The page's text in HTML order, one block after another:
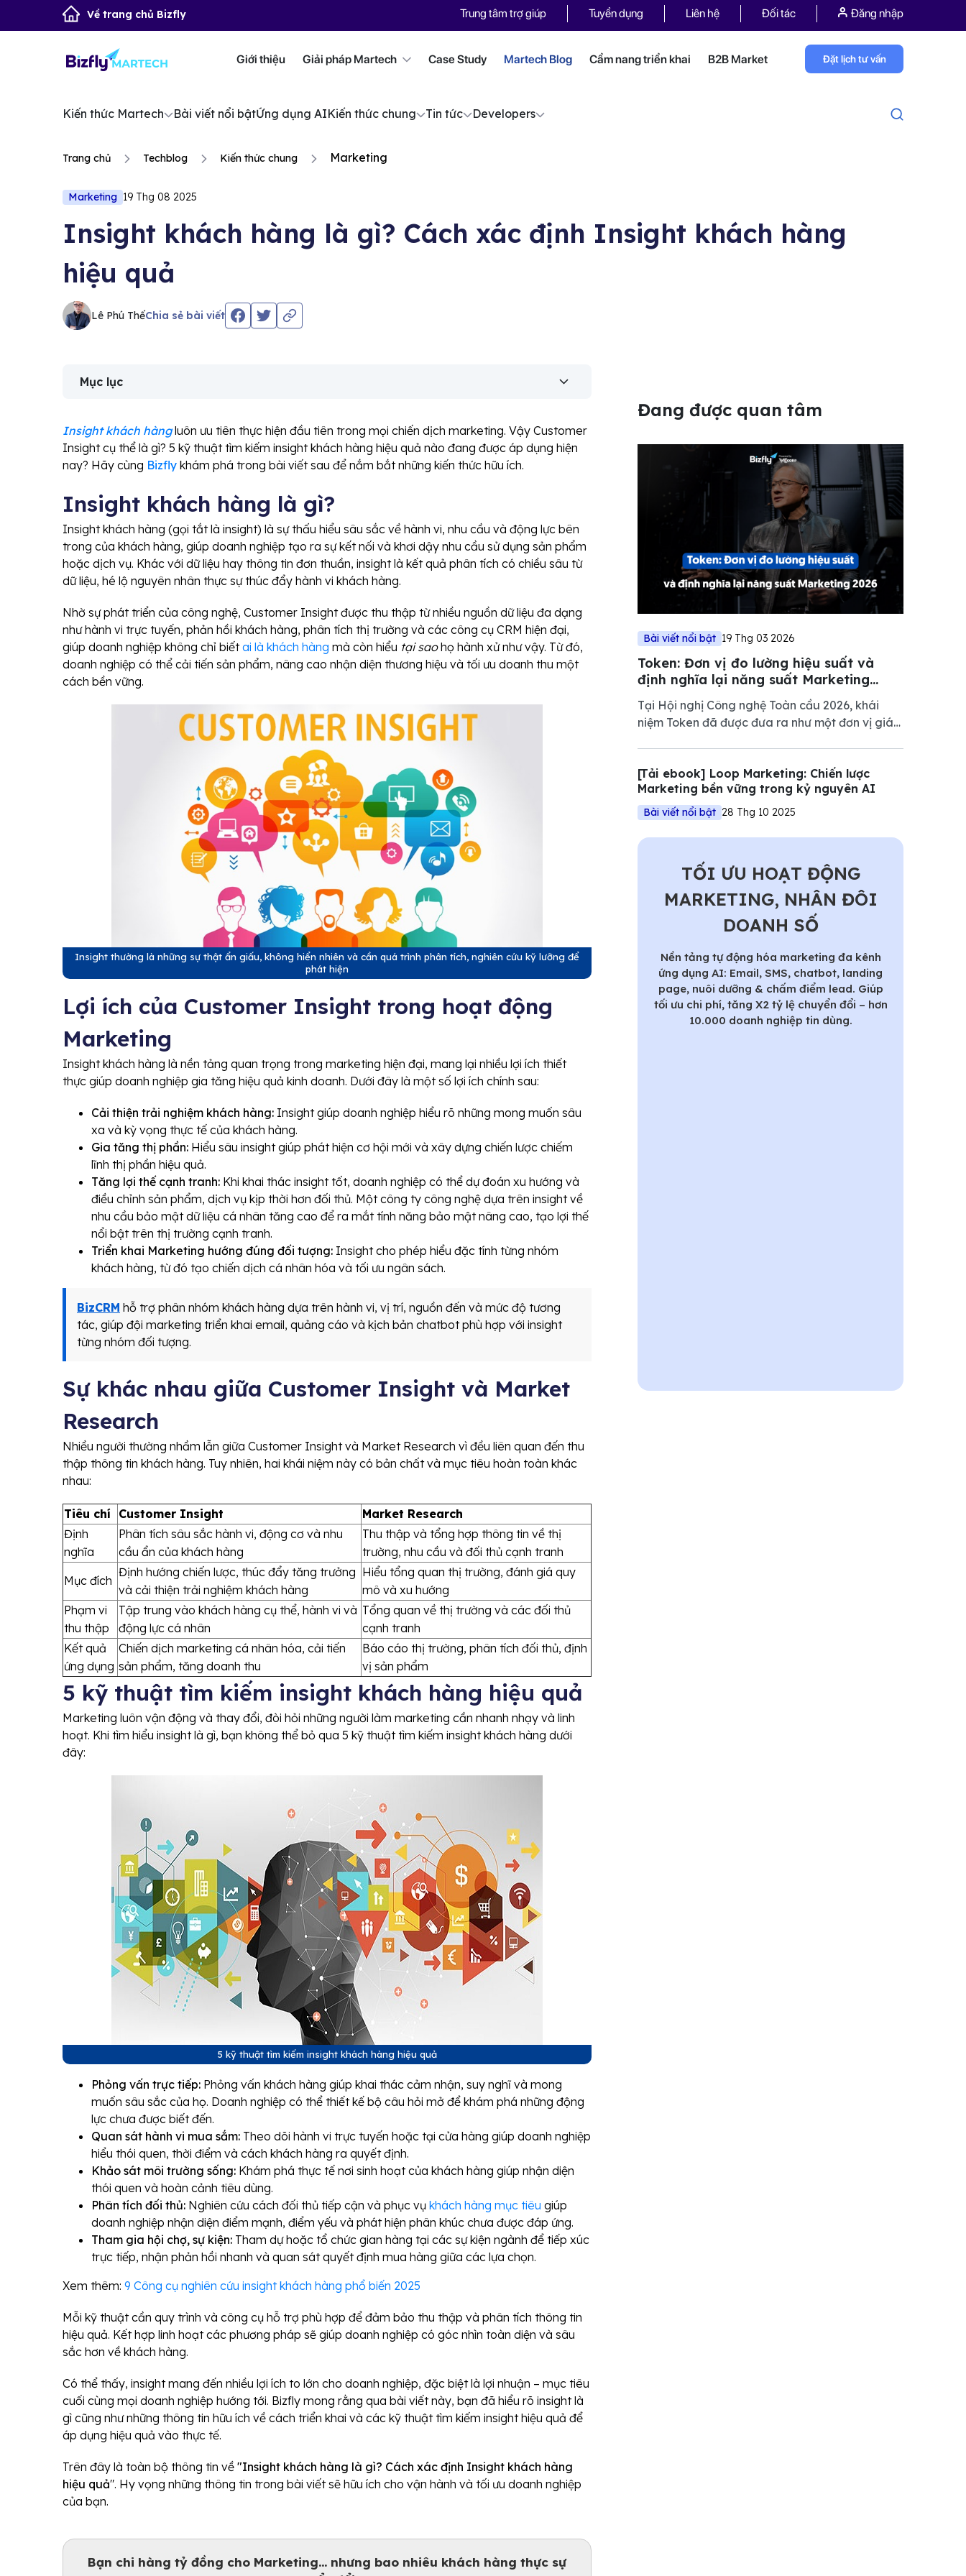
Về trang chủ Bizfly Trung tâm trợ giúp Tuyển dụng Liên hệ Đối tác Đăng nhập
Giới thiệu Giải pháp Martech Case Study Martech Blog Cẩm nang triển khai B2B Market Đặt lịch tư vấn
Kiến thức Martech Bài viết nổi bậtỨng dụng AIKiến thức chung Tin tức Developers
Trang chủ Techblog Kiến thức chung Marketing
Marketing 19 Thg 08 2025
Insight khách hàng là gì? Cách xác định Insight khách hàng
hiệu quả
Lê Phú ThếChia sẻ bài viết
Mục lục
Insight khách hàngluôn ưu tiên thực hiện đầu tiên trong mọi chiến dịch marketing. Vậy Customer
Insight cụ thể là gì? 5 kỹ thuật tìm kiếm insight khách hàng hiệu quả nào đang được áp dụng hiện
nay? Hãy cùng Bizfly khám phá trong bài viết sau để nắm bắt những kiến thức hữu ích.
Insight khách hàng là gì?
Insight khách hàng (gọi tắt là insight) là sự thấu hiểu sâu sắc về hành vi, nhu cầu và động lực bên
trong của khách hàng, giúp doanh nghiệp tạo ra sự kết nối và khơi dậy nhu cầu sử dụng sản phẩm
hoặc dịch vụ. Khác với dữ liệu hay thông tin đơn thuần, insight là kết quả phân tích có chiều sâu từ
dữ liệu, hé lộ nguyên nhân thực sự thúc đẩy hành vi khách hàng.
Nhờ sự phát triển của công nghệ, Customer Insight được thu thập từ nhiều nguồn dữ liệu đa dạng
như hành vi trực tuyến, phản hồi khách hàng, phân tích thị trường và các công cụ CRM hiện đại,
giúp doanh nghiệp không chỉ biếtai là khách hàng mà còn hiểu tại saohọ hành xử như vậy. Từ đó,
doanh nghiệp có thể cải tiến sản phẩm, nâng cao nhận diện thương hiệu và tối ưu doanh thu một
cách bền vững.
Insight thường là những sự thật ẩn giấu, không hiển nhiên và cần quá trình phân tích, nghiên cứu kỹ lưỡng để
phát hiện
Lợi ích của Customer Insight trong hoạt động
Marketing
Insight khách hàng là nền tảng quan trọng trong marketing hiện đại, mang lại nhiều lợi ích thiết
thực giúp doanh nghiệp gia tăng hiệu quả kinh doanh. Dưới đây là một số lợi ích chính sau:
Cải thiện trải nghiệm khách hàng: Insight giúp doanh nghiệp hiểu rõ những mong muốn sâu
xa và kỳ vọng thực tế của khách hàng.
Gia tăng thị phần: Hiểu sâu insight giúp phát hiện cơ hội mới và xây dựng chiến lược chiếm
lĩnh thị phần hiệu quả.
Tăng lợi thế cạnh tranh: Khi khai thác insight tốt, doanh nghiệp có thể dự đoán xu hướng và
điều chỉnh sản phẩm, dịch vụ kịp thời hơn đối thủ. Một công ty công nghệ dựa trên insight về
nhu cầu bảo mật dữ liệu cá nhân tăng cao để ra mắt tính năng bảo mật nâng cao, tạo lợi thế
nổi bật trên thị trường cạnh tranh.
Triển khai Marketing hướng đúng đối tượng: Insight cho phép hiểu đặc tính từng nhóm
khách hàng, từ đó tạo chiến dịch cá nhân hóa và tối ưu ngân sách.
BizCRM hỗ trợ phân nhóm khách hàng dựa trên hành vi, vị trí, nguồn đến và mức độ tương
tác, giúp đội marketing triển khai email, quảng cáo và kịch bản chatbot phù hợp với insight
từng nhóm đối tượng.
Sự khác nhau giữa Customer Insight và Market
Research
Nhiều người thường nhầm lẫn giữa Customer Insight và Market Research vì đều liên quan đến thu
thập thông tin khách hàng. Tuy nhiên, hai khái niệm này có bản chất và mục tiêu hoàn toàn khác
nhau:
Tiêu chí Customer Insight
Market Research
Định
nghĩa
Phân tích sâu sắc hành vi, động cơ và nhu
cầu ẩn của khách hàng
Thu thập và tổng hợp thông tin về thị
trường, nhu cầu và đối thủ cạnh tranh
Mục đích
Định hướng chiến lược, thúc đẩy tăng trưởng
và cải thiện trải nghiệm khách hàng
Hiểu tổng quan thị trường, đánh giá quy
mô và xu hướng
Phạm vi
thu thập
Tập trung vào khách hàng cụ thể, hành vi và
động lực cá nhân
Tổng quan về thị trường và các đối thủ
cạnh tranh
Kết quả
ứng dụng
Chiến dịch marketing cá nhân hóa, cải tiến
sản phẩm, tăng doanh thu
Báo cáo thị trường, phân tích đối thủ, định
vị sản phẩm
5 kỹ thuật tìm kiếm insight khách hàng hiệu quả
Marketing luôn vận động và thay đổi, đòi hỏi những người làm marketing cần nhanh nhạy và linh
hoạt. Khi tìm hiểu insight là gì, bạn không thể bỏ qua 5 kỹ thuật tìm kiếm insight khách hàng dưới
đây:
5 kỹ thuật tìm kiếm insight khách hàng hiệu quả
Phỏng vấn trực tiếp: Phỏng vấn khách hàng giúp khai thác cảm nhận, suy nghĩ và mong
muốn sâu sắc của họ. Doanh nghiệp có thể thiết kế bộ câu hỏi mở để khám phá những động
lực chưa được biết đến.
Quan sát hành vi mua sắm: Theo dõi hành vi trực tuyến hoặc tại cửa hàng giúp doanh nghiệp
hiểu thói quen, thời điểm và cách khách hàng ra quyết định.
Khảo sát môi trường sống: Khám phá thực tế nơi sinh hoạt của khách hàng giúp nhận diện
thói quen và hoàn cảnh tiêu dùng.
Phân tích đối thủ: Nghiên cứu cách đối thủ tiếp cận và phục vụ khách hàng mục tiêu giúp
doanh nghiệp nhận diện điểm mạnh, điểm yếu và phát hiện phân khúc chưa được đáp ứng.
Tham gia hội chợ, sự kiện: Tham dự hoặc tổ chức gian hàng tại các sự kiện ngành để tiếp xúc
trực tiếp, nhận phản hồi nhanh và quan sát quyết định mua hàng giữa các lựa chọn.
Xem thêm: 9 Công cụ nghiên cứu insight khách hàng phổ biến 2025
Mỗi kỹ thuật cần quy trình và công cụ hỗ trợ phù hợp để đảm bảo thu thập và phân tích thông tin
hiệu quả. Kết hợp linh hoạt các phương pháp sẽ giúp doanh nghiệp có góc nhìn toàn diện và sâu
sắc hơn về khách hàng.
Có thể thấy, insight mang đến nhiều lợi ích to lớn cho doanh nghiệp, đặc biệt là lợi nhuận – mục tiêu
cuối cùng mọi doanh nghiệp hướng tới. Bizfly mong rằng qua bài viết này, bạn đã hiểu rõ insight là
gì cũng như những thông tin hữu ích về cách triển khai và các kỹ thuật tìm kiếm insight hiệu quả để
áp dụng hiệu quả vào thực tế.
Trên đây là toàn bộ thông tin về "Insight khách hàng là gì? Cách xác định Insight khách hàng
hiệu quả". Hy vọng những thông tin trong bài viết sẽ hữu ích cho vận hành và tối ưu doanh nghiệp
của bạn.
Bạn chi hàng tỷ đồng cho Marketing... nhưng bao nhiêu khách hàng thực sự
Đang được quan tâm
Bài viết nổi bật 19 Thg 03 2026
Token: Đơn vị đo lường hiệu suất và
định nghĩa lại năng suất Marketing
2026
Tại Hội nghị Công nghệ Toàn cầu 2026, khái
niệm Token đã được đưa ra như một đơn vị giá
ta sẽ bỏ lỡ một bước ngoặt quan trọng trong
quản trị Marketing.
[Tải ebook] Loop Marketing: Chiến lược
Marketing bền vững trong kỷ nguyên AI
Bài viết nổi bật 28 Thg 10 2025
TỐI ƯU HOẠT ĐỘNG
MARKETING, NHÂN ĐÔI
DOANH SỐ
Nền tảng tự động hóa marketing đa kênh
ứng dụng AI: Email, SMS, chatbot, landing
page, nuôi dưỡng & chấm điểm lead. Giúp
tối ưu chi phí, tăng X2 tỷ lệ chuyển đổi – hơn
10.000 doanh nghiệp tin dùng.